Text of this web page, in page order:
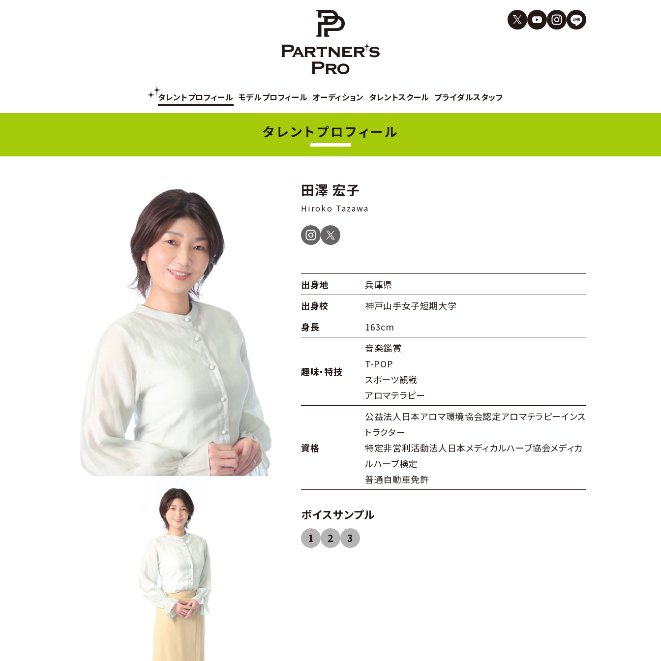
タレントプロフィール モデルプロフィール オーディション タレントスクール ブライダルスタッフ
タレントプロフィール
田澤 宏子
Hiroko Tazawa
出身地
兵庫県
出身校
神戸山手女子短期大学
身長
163cm
趣味・特技
音楽鑑賞
T-POP
スポーツ観戦
アロマテラピー
資格
公益法人日本アロマ環境協会認定アロマテラピーインス
トラクター
特定非営利活動法人日本メディカルハーブ協会メディカ
ルハーブ検定
普通自動車免許
ボイスサンプル
1 2 3